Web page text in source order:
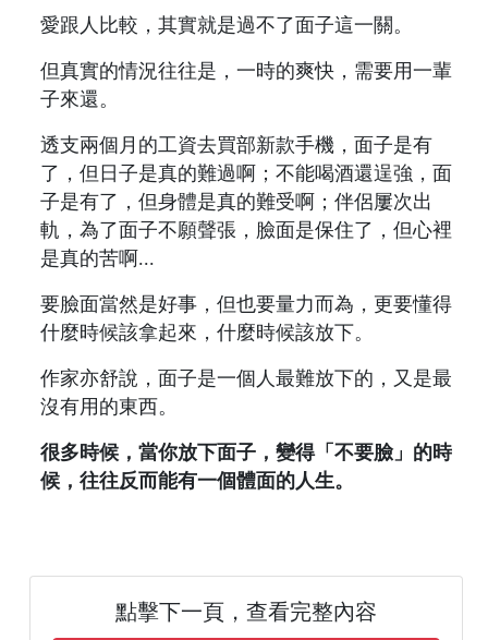
愛跟人比較，其實就是過不了面子這一關。
但真實的情況往往是，一時的爽快，需要用一輩
子來還。
透支兩個月的工資去買部新款手機，面子是有
了，但日子是真的難過啊；不能喝酒還逞強，面
子是有了，但身體是真的難受啊；伴侶屢次出
軌，為了面子不願聲張，臉面是保住了，但心裡
是真的苦啊...
要臉面當然是好事，但也要量力而為，更要懂得
什麼時候該拿起來，什麼時候該放下。
作家亦舒說，面子是一個人最難放下的，又是最
沒有用的東西。
很多時候，當你放下面子，變得「不要臉」的時
候，往往反而能有一個體面的人生。
點擊下一頁，查看完整內容